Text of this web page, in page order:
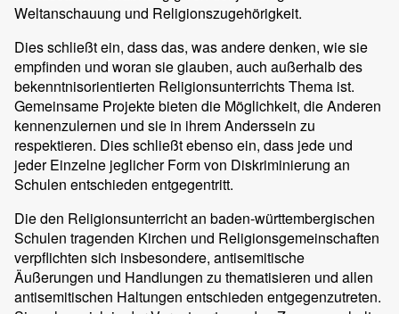
Weltanschauung und Religionszugehörigkeit.
Dies schließt ein, dass das, was andere denken, wie sie
empfinden und woran sie glauben, auch außerhalb des
bekenntnisorientierten Religionsunterrichts Thema ist.
Gemeinsame Projekte bieten die Möglichkeit, die Anderen
kennenzulernen und sie in ihrem Anderssein zu
respektieren. Dies schließt ebenso ein, dass jede und
jeder Einzelne jeglicher Form von Diskriminierung an
Schulen entschieden entgegentritt.
Die den Religionsunterricht an baden-württembergischen
Schulen tragenden Kirchen und Religionsgemeinschaften
verpflichten sich insbesondere, antisemitische
Äußerungen und Handlungen zu thematisieren und allen
antisemitischen Haltungen entschieden entgegenzutreten.